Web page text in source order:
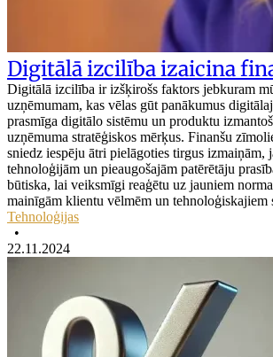
Digitālā izcilība izaicina
Digitālā izcilība ir izšķirošs faktors jebkuram
uzņēmumam, kas vēlas gūt panākumus
prasmīga digitālo sistēmu un produktu
uzņēmuma stratēģiskos mērķus. Finanšu
sniedz iespēju ātri pielāgoties tirgus izmaiņām,
tehnoloģijām un pieaugošajām patērētāju
būtiska, lai veiksmīgi reaģētu uz jauniem
mainīgām klientu vēlmēm un tehnoloģiskajiem
Tehnoloģijas
•
22.11.2024